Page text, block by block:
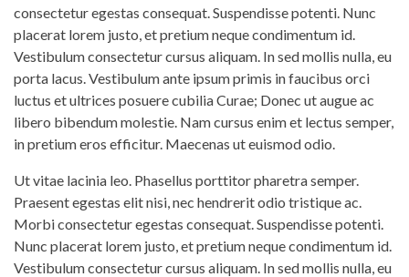
consectetur egestas consequat. Suspendisse potenti. Nunc
placerat lorem justo, et pretium neque condimentum id.
Vestibulum consectetur cursus aliquam. In sed mollis nulla, eu
porta lacus. Vestibulum ante ipsum primis in faucibus orci
luctus et ultrices posuere cubilia Curae; Donec ut augue ac
libero bibendum molestie. Nam cursus enim et lectus semper,
in pretium eros efficitur. Maecenas ut euismod odio.
Ut vitae lacinia leo. Phasellus porttitor pharetra semper.
Praesent egestas elit nisi, nec hendrerit odio tristique ac.
Morbi consectetur egestas consequat. Suspendisse potenti.
Nunc placerat lorem justo, et pretium neque condimentum id.
Vestibulum consectetur cursus aliquam. In sed mollis nulla, eu